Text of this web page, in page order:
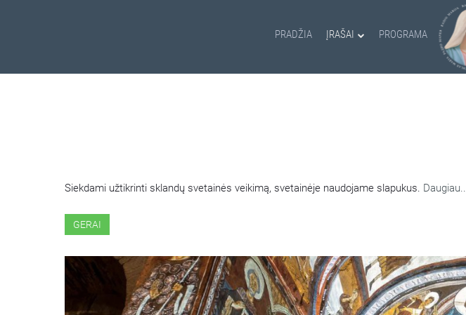
PRADŽIA ĮRAŠAI PROGRAMA
Siekdami užtikrinti sklandų svetainės veikimą, svetainėje naudojame slapukus. Daugiau..
GERAI